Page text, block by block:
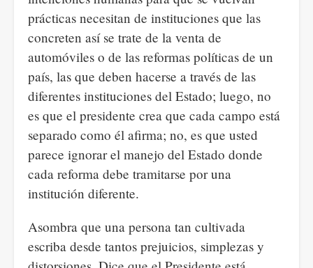
prácticas necesitan de instituciones que las
concreten así se trate de la venta de
automóviles o de las reformas políticas de un
país, las que deben hacerse a través de las
diferentes instituciones del Estado; luego, no
es que el presidente crea que cada campo está
separado como él afirma; no, es que usted
parece ignorar el manejo del Estado donde
cada reforma debe tramitarse por una
institución diferente.
Asombra que una persona tan cultivada
escriba desde tantos prejuicios, simplezas y